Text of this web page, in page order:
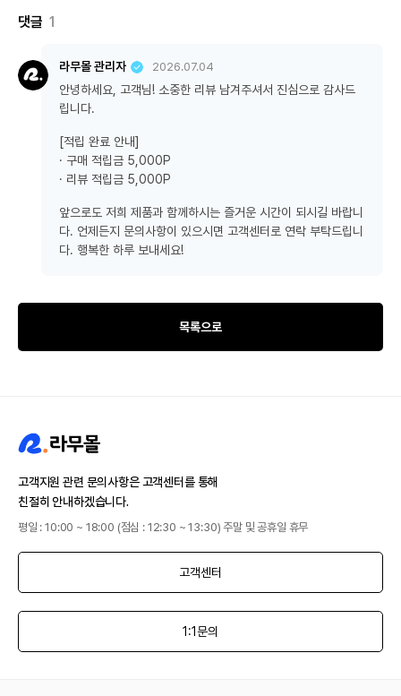
댓글 1
라무몰 관리자 2026.07.04
안녕하세요, 고객님! 소중한 리뷰 남겨주셔서 진심으로 감사드
립니다.
[적립 완료 안내]
· 구매 적립금 5,000P
· 리뷰 적립금 5,000P
앞으로도 저희 제품과 함께하시는 즐거운 시간이 되시길 바랍니
다. 언제든지 문의사항이 있으시면 고객센터로 연락 부탁드립니
다. 행복한 하루 보내세요!
목록으로
고객지원 관련 문의사항은 고객센터를 통해
친절히 안내하겠습니다.
평일 : 10:00 ~ 18:00 (점심 : 12:30 ~ 13:30) 주말 및 공휴일 휴무
고객센터
1:1문의